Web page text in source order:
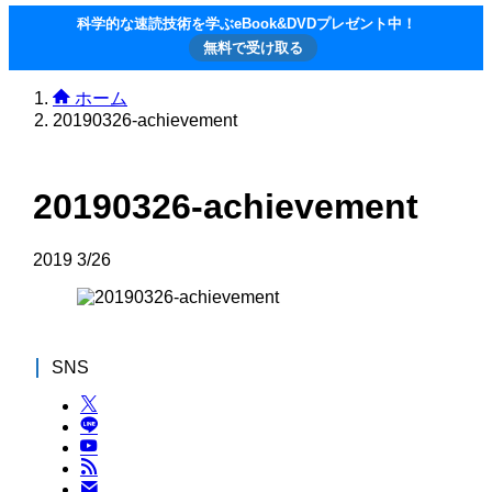
科学的な速読技術を学ぶeBook&DVDプレゼント中！
無料で受け取る
ホーム
20190326-achievement
20190326-achievement
2019 3/26
SNS